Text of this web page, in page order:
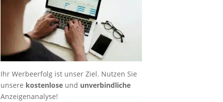
Ihr Werbeerfolg ist unser Ziel. Nutzen Sie
unsere kostenloseund unverbindliche
Anzeigenanalyse!